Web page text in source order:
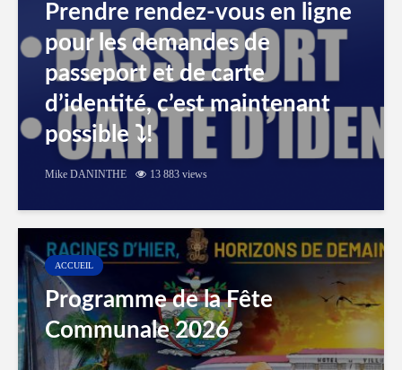
Prendre rendez-vous en ligne
pour les demandes de
passeport et de carte
d’identité, c’est maintenant
possible ⤵️!
Mike DANINTHE 13 883 views
ACCUEIL
Programme de la Fête
Communale 2026